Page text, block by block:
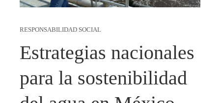
RESPONSABILIDAD SOCIAL
Estrategias nacionales
para la sostenibilidad